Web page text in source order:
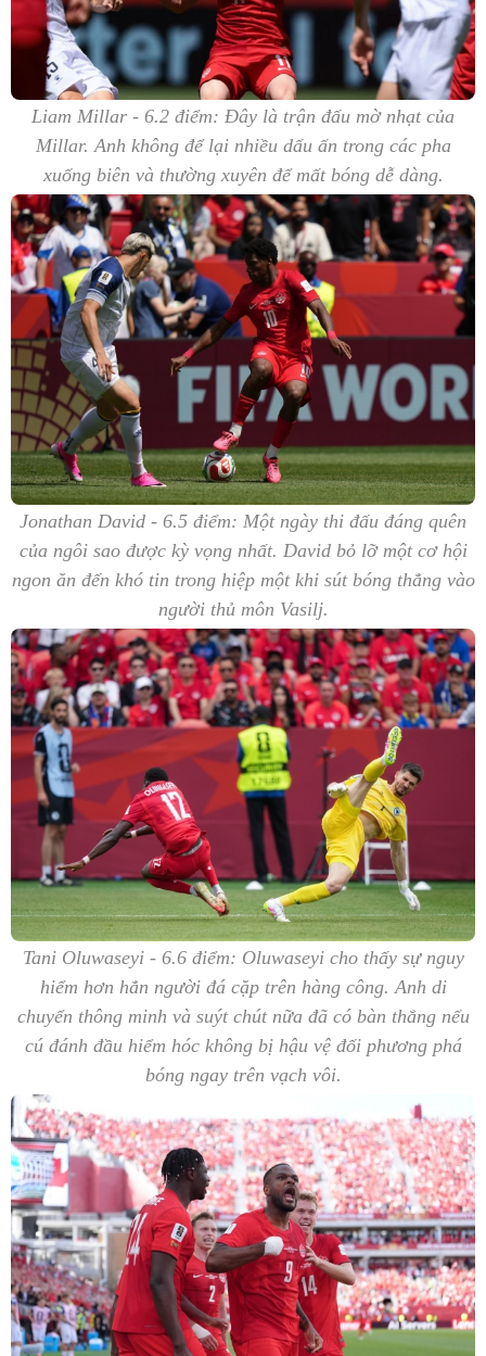
Liam Millar - 6.2 điểm: Đây là trận đấu mờ nhạt của
Millar. Anh không để lại nhiều dấu ấn trong các pha
xuống biên và thường xuyên để mất bóng dễ dàng.
Jonathan David - 6.5 điểm: Một ngày thi đấu đáng quên
của ngôi sao được kỳ vọng nhất. David bỏ lỡ một cơ hội
ngon ăn đến khó tin trong hiệp một khi sút bóng thẳng vào
người thủ môn Vasilj.
Tani Oluwaseyi - 6.6 điểm: Oluwaseyi cho thấy sự nguy
hiểm hơn hẳn người đá cặp trên hàng công. Anh di
chuyển thông minh và suýt chút nữa đã có bàn thắng nếu
cú đánh đầu hiểm hóc không bị hậu vệ đối phương phá
bóng ngay trên vạch vôi.